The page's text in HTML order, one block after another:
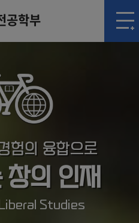
공학부
험의 융합으로
의 인재
Studies